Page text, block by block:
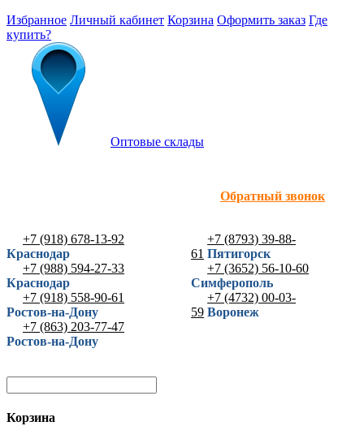
Избранное Личный кабинет Корзина Оформить заказ Где
купить?
Оптовые склады
Обратный звонок
+7 (918) 678-13-92
Краснодар
+7 (988) 594-27-33
Краснодар
+7 (918) 558-90-61
Ростов-на-Дону
+7 (863) 203-77-47
Ростов-на-Дону
+7 (8793) 39-88-
61 Пятигорск
+7 (3652) 56-10-60
Симферополь
+7 (4732) 00-03-
59 Воронеж
Корзина